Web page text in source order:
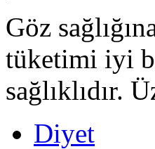
Göz
tüketimi iyi
sağlıklıdır.
Diyet